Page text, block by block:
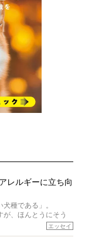
レルギーに立ち向
種である」。
が、ほんとうにそう
つもなく高い柴犬だ
エッセイ